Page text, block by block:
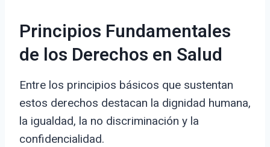
Principios Fundamentales
de los Derechos en Salud
Entre los principios básicos que sustentan
estos derechos destacan la dignidad humana,
la igualdad, la no discriminación y la
confidencialidad.